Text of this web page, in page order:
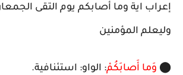
إعراب اية وما أصابكم يوم التقى
وليعلم المؤمنين
⬤ وَما أَصابَكُمْ: الواو: استئنافية.